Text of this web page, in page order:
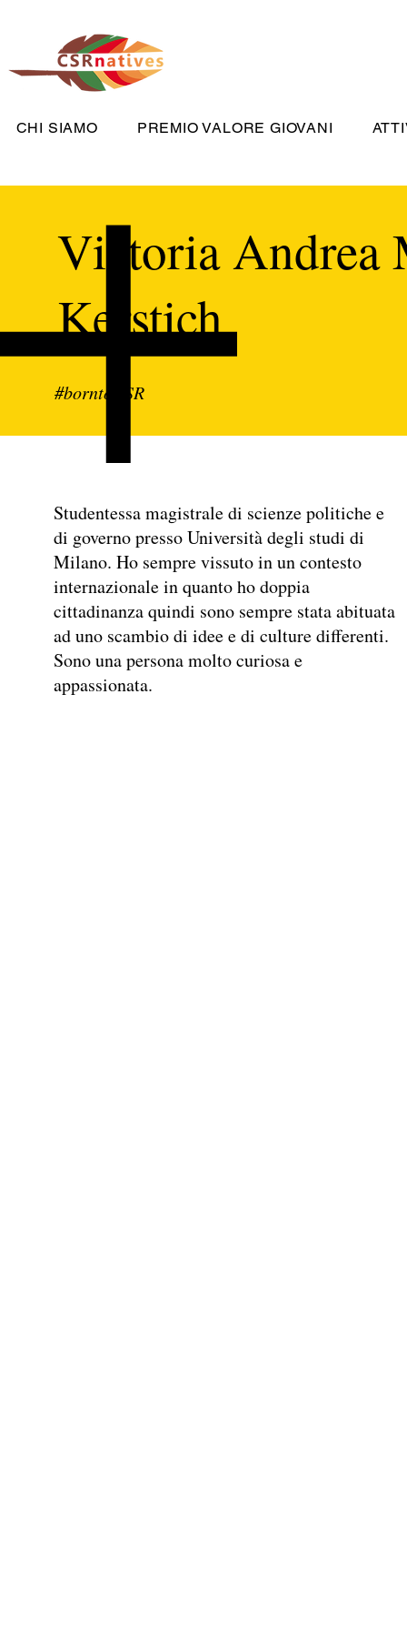
CHI SIAMO PREMIO VALORE GIOVANI
Victoria Andrea
Kerstich
#borntoCSR
Studentessa magistrale di scienze politiche e
di governo presso Università degli studi di
Milano. Ho sempre vissuto in un contesto
internazionale in quanto ho doppia
cittadinanza quindi sono sempre stata abituata
ad uno scambio di idee e di culture differenti.
Sono una persona molto curiosa e
appassionata.